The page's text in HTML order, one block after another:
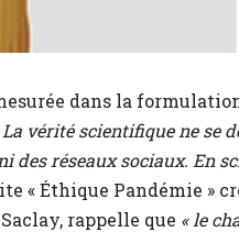
dans la
La vérité scientifique ne se
réseaux sociaux. En
« Éthique Pandémie »
rappelle que « le